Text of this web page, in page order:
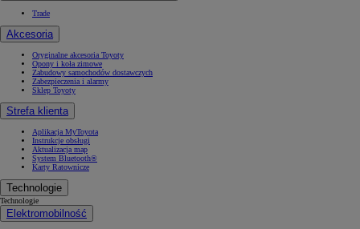
Trade
Akcesoria
Oryginalne akcesoria Toyoty
Opony i koła zimowe
Zabudowy samochodów dostawczych
Zabezpieczenia i alarmy
Sklep Toyoty
Strefa klienta
Aplikacja MyToyota
Instrukcje obsługi
Aktualizacja map
System Bluetooth®
Karty Ratownicze
Technologie
Technologie
Elektromobilność